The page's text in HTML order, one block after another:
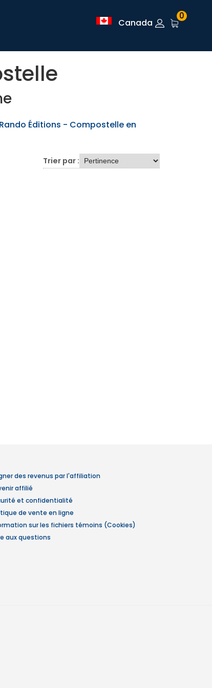
Canada
0
Rando Éditions - Compostelle en
Trier par :
des revenus par l'affiliation
affilié
et confidentialité
de vente en ligne
sur les fichiers témoins (Cookies)
aux questions